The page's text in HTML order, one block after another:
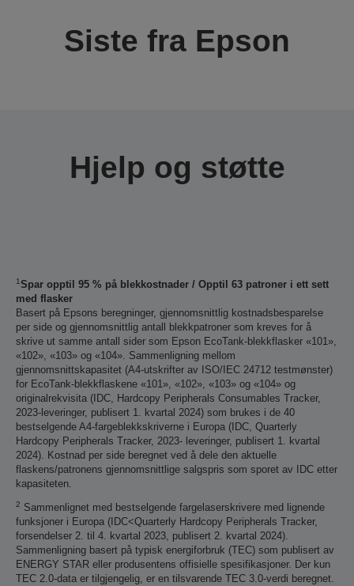
Siste fra Epson
Hjelp og støtte
1Spar opptil 95 % på blekkostnader / Opptil 63 patroner i ett sett
med flasker
Basert på Epsons beregninger, gjennomsnittlig kostnadsbesparelse
per side og gjennomsnittlig antall blekkpatroner som kreves for å
skrive ut samme antall sider som Epson EcoTank-blekkflasker «101»,
«102», «103» og «104». Sammenligning mellom
gjennomsnittskapasitet (A4-utskrifter av ISO/IEC 24712 testmønster)
for EcoTank-blekkflaskene «101», «102», «103» og «104» og
originalrekvisita (IDC, Hardcopy Peripherals Consumables Tracker,
2023-leveringer, publisert 1. kvartal 2024) som brukes i de 40
bestselgende A4-fargeblekkskriverne i Europa (IDC, Quarterly
Hardcopy Peripherals Tracker, 2023- leveringer, publisert 1. kvartal
2024). Kostnad per side beregnet ved å dele den aktuelle
flaskens/patronens gjennomsnittlige salgspris som sporet av IDC etter
kapasiteten.
2 Sammenlignet med bestselgende fargelaserskrivere med lignende
funksjoner i Europa (IDC<Quarterly Hardcopy Peripherals Tracker,
forsendelser 2. til 4. kvartal 2023, publisert 2. kvartal 2024).
Sammenligning basert på typisk energiforbruk (TEC) som publisert av
ENERGY STAR eller produsentens offisielle spesifikasjoner. Der kun
TEC 2.0-data er tilgjengelig, er en tilsvarende TEC 3.0-verdi beregnet.